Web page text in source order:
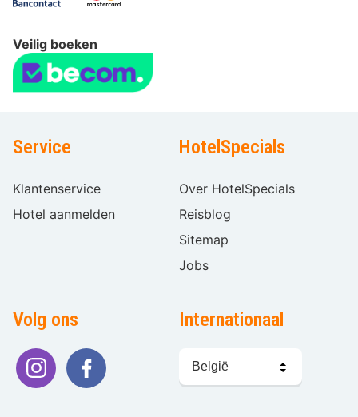
Veilig boeken
Service
Klantenservice
Hotel aanmelden
HotelSpecials
Over HotelSpecials
Reisblog
Sitemap
Jobs
Volg ons Internationaal
kiezen